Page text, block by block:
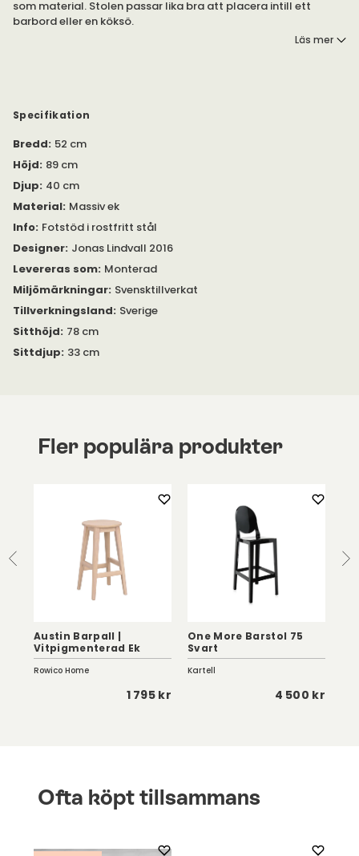
som material. Stolen passar lika bra att placera intill ett
barbord eller en köksö.
massiv ek med en kvalitet som känns i varje detalj. Den finns i
– vilket gör det enkelt att välja den variant som bäst passar
ditt hem och din personliga stil.
För en komplett och harmonisk möblering kan Miss Holly
barstol kombineras med
skapar de en stilfull helhet som passar lika bra i hemmets kök
Läs mer
Specifikation
Bredd: 52 cm
Höjd: 89 cm
Djup: 40 cm
Material: Massiv ek
Info: Fotstöd i rostfritt stål
Designer: Jonas Lindvall 2016
Levereras som: Monterad
Miljömärkningar: Svensktillverkat
Tillverkningsland: Sverige
Sitthöjd: 78 cm
Sittdjup: 33 cm
Fler populära produkter
Austin Barpall |
Vitpigmenterad Ek
Rowico Home
1 795 kr
One More Barstol 75
Svart
Kartell
4 500 kr
Ofta köpt tillsammans